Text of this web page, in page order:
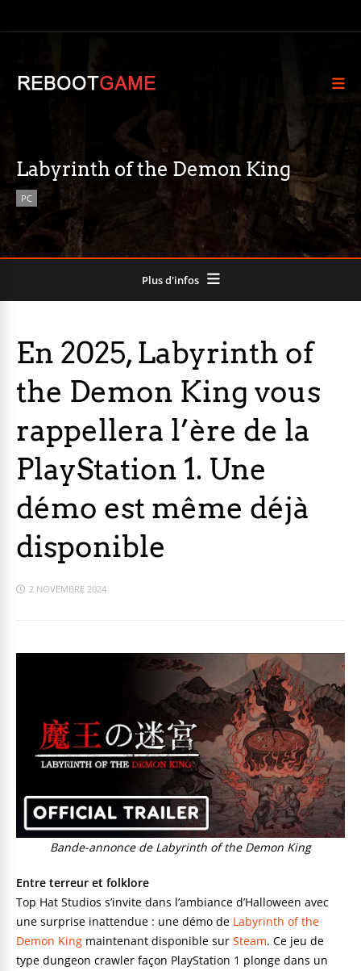
Labyrinth of the Demon King
PC
Plus d'infos
En 2025, Labyrinth of
the Demon King vous
rappellera l’ère de la
PlayStation 1. Une
démo est même déjà
disponible
2 NOVEMBRE 2024
Bande-annonce de Labyrinth of the Demon King
Entre terreur et folklore
Top Hat Studios s’invite dans l’ambiance d’Halloween avec
une surprise inattendue : une démo de Labyrinth of the
Demon King maintenant disponible sur Steam. Ce jeu de
type dungeon crawler façon PlayStation 1 plonge dans un